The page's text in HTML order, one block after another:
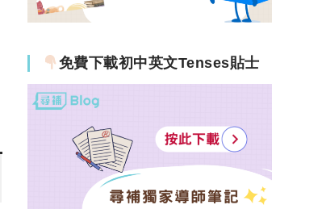
免費下載初中英文Tenses貼士